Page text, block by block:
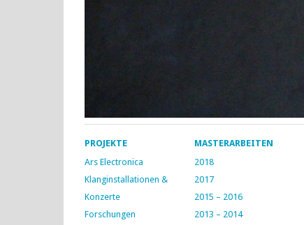
PROJEKTE
Ars Electronica
Klanginstallationen &
Konzerte
Forschungen
MASTERARBEITEN
2018
2017
2015 – 2016
2013 – 2014